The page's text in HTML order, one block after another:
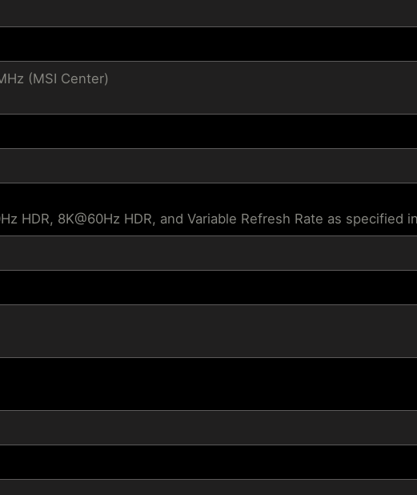
(MSI Center)
HDR, 8K@60Hz HDR, and Variable Refresh Rate as specified